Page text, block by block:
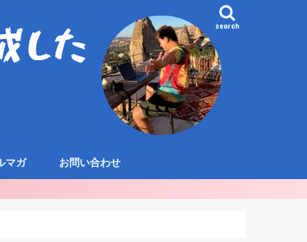
search
マガ お問い合わせ